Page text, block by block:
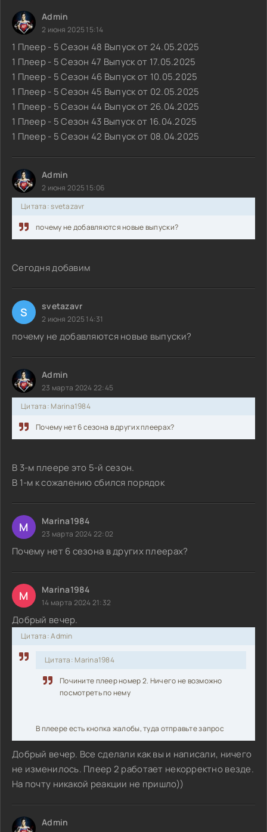
Admin
2 июня 2025 15:14
1 Плеер - 5 Сезон 48 Выпуск от 24.05.2025
1 Плеер - 5 Сезон 47 Выпуск от 17.05.2025
1 Плеер - 5 Сезон 46 Выпуск от 10.05.2025
1 Плеер - 5 Сезон 45 Выпуск от 02.05.2025
1 Плеер - 5 Сезон 44 Выпуск от 26.04.2025
1 Плеер - 5 Сезон 43 Выпуск от 16.04.2025
1 Плеер - 5 Сезон 42 Выпуск от 08.04.2025
Admin
2 июня 2025 15:06
Цитата: svetazavr
почему не добавляются новые выпуски?
Сегодня добавим
S svetazavr
2 июня 2025 14:31
почему не добавляются новые выпуски?
Admin
23 марта 2024 22:45
Цитата: Marina1984
Почему нет 6 сезона в других плеерах?
В 3-м плеере это 5-й сезон.
В 1-м к сожалению сбился порядок
M Marina1984
23 марта 2024 22:02
Почему нет 6 сезона в других плеерах?
M Marina1984
14 марта 2024 21:32
Добрый вечер.
Цитата: Admin
Цитата: Marina1984
Почините плеер номер 2. Ничего не возможно
посмотреть по нему
В плеере есть кнопка жалобы, туда отправьте запрос
Добрый вечер. Все сделали как вы и написали, ничего
не изменилось. Плеер 2 работает некорректно везде.
На почту никакой реакции не пришло))
Admin